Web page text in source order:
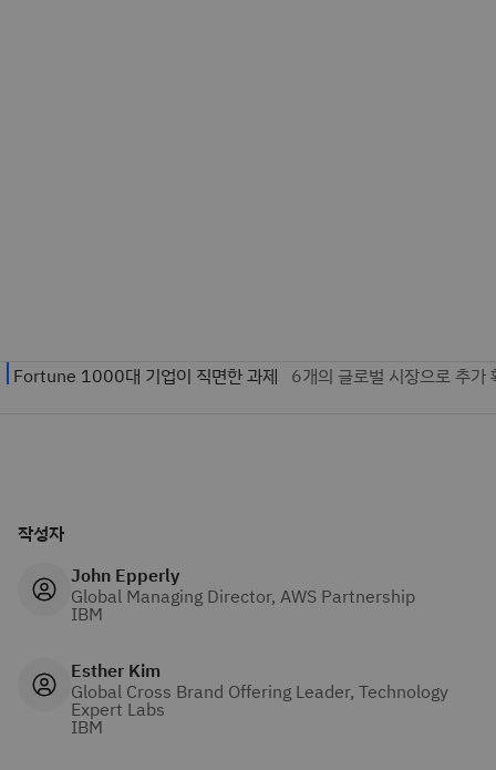
작성자
John Epperly
Global Managing Director, AWS Partnership
IBM
Esther Kim
Global Cross Brand Offering Leader, Technology
Expert Labs
IBM